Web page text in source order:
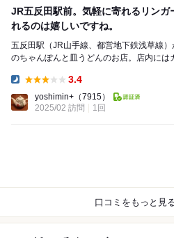
JR五反田駅前。気軽に寄れるリン
れるのは嬉しいですね。
五反田駅（JR山手線、都営地下鉄浅草線
のちゃんぽんと皿うどんのお店。店内には
3.4
yoshimin+ （7915）
2025/02 訪問
1回
口コミをもっと見